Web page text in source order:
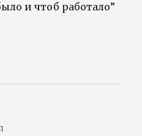
и чтоб работало”